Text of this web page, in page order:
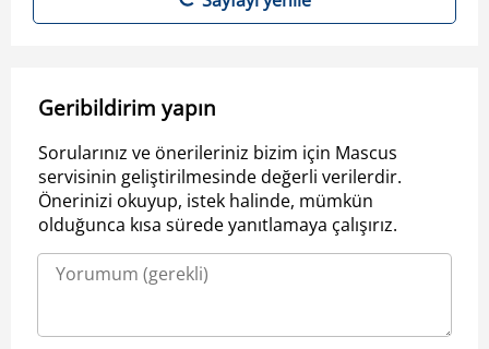
Geribildirim yapın
Sorularınız ve önerileriniz bizim için Mascus
servisinin geliştirilmesinde değerli verilerdir.
Önerinizi okuyup, istek halinde, mümkün
olduğunca kısa sürede yanıtlamaya çalışırız.